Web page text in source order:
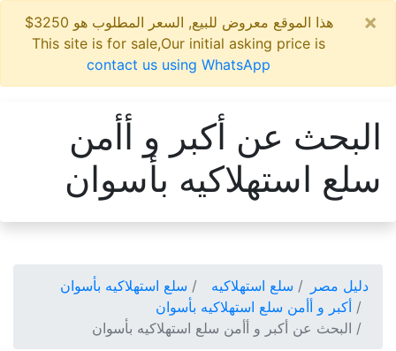
هذا الموقع معروض للبيع, السعر المطلوب هو 3250$
This site is for sale,Our initial asking price is
contact us using WhatsApp
البحث عن أكبر و أأمن
سلع استهلاكيه بأسوان
دليل مصر سلع استهلاكيه
سلع استهلاكيه بأسوان
أكبر و أأمن سلع استهلاكيه بأسوان
البحث عن أكبر و أأمن سلع استهلاكيه بأسوان